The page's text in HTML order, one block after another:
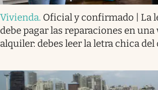
Vivienda. Oficial y confirmado | La
debe pagar las reparaciones en
alquiler: debes leer la letra chica